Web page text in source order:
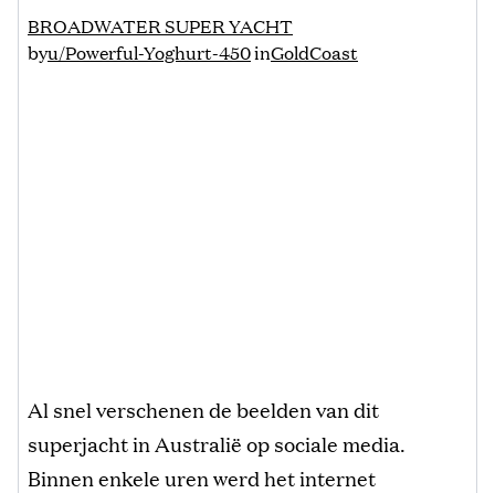
BROADWATER SUPER YACHT
byu/Powerful-Yoghurt-450inGoldCoast
Al snel verschenen de beelden van dit
superjacht in Australië op sociale media.
Binnen enkele uren werd het internet